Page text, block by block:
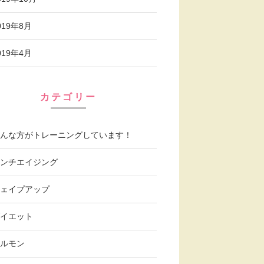
年8月
年4月
カテゴリー
な方がトレーニングしています！
チエイジング
イプアップ
エット
モン